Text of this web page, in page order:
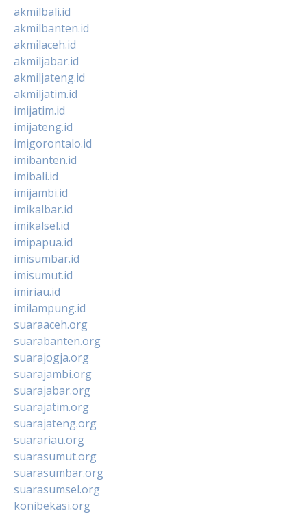
akmilbali.id
akmilbanten.id
akmilaceh.id
akmiljabar.id
akmiljateng.id
akmiljatim.id
imijatim.id
imijateng.id
imigorontalo.id
imibanten.id
imibali.id
imijambi.id
imikalbar.id
imikalsel.id
imipapua.id
imisumbar.id
imisumut.id
imiriau.id
imilampung.id
suaraaceh.org
suarabanten.org
suarajogja.org
suarajambi.org
suarajabar.org
suarajatim.org
suarajateng.org
suarariau.org
suarasumut.org
suarasumbar.org
suarasumsel.org
konibekasi.org